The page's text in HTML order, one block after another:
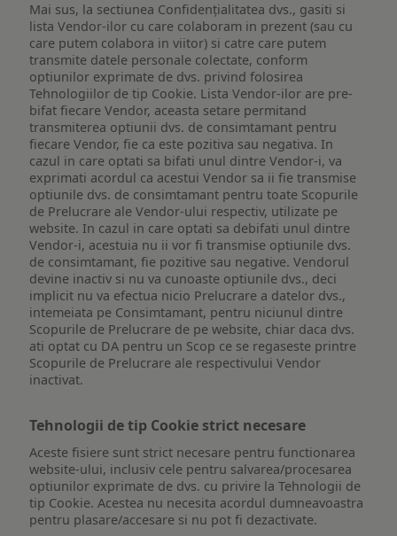
Mai sus, la sectiunea Confidențialitatea dvs., gasiti si
lista Vendor-ilor cu care colaboram in prezent (sau cu
care putem colabora in viitor) si catre care putem
transmite datele personale colectate, conform
optiunilor exprimate de dvs. privind folosirea
Tehnologiilor de tip Cookie. Lista Vendor-ilor are pre-
bifat fiecare Vendor, aceasta setare permitand
transmiterea optiunii dvs. de consimtamant pentru
fiecare Vendor, fie ca este pozitiva sau negativa. In
cazul in care optati sa bifati unul dintre Vendor-i, va
exprimati acordul ca acestui Vendor sa ii fie transmise
optiunile dvs. de consimtamant pentru toate Scopurile
de Prelucrare ale Vendor-ului respectiv, utilizate pe
website. In cazul in care optati sa debifati unul dintre
Vendor-i, acestuia nu ii vor fi transmise optiunile dvs.
de consimtamant, fie pozitive sau negative. Vendorul
devine inactiv si nu va cunoaste optiunile dvs., deci
implicit nu va efectua nicio Prelucrare a datelor dvs.,
intemeiata pe Consimtamant, pentru niciunul dintre
Scopurile de Prelucrare de pe website, chiar daca dvs.
ati optat cu DA pentru un Scop ce se regaseste printre
Scopurile de Prelucrare ale respectivului Vendor
inactivat.
Tehnologii de tip Cookie strict necesare
Aceste fisiere sunt strict necesare pentru functionarea
website-ului, inclusiv cele pentru salvarea/procesarea
optiunilor exprimate de dvs. cu privire la Tehnologii de
tip Cookie. Acestea nu necesita acordul dumneavoastra
pentru plasare/accesare si nu pot fi dezactivate.